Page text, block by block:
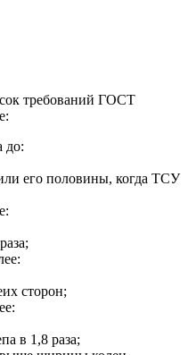
требований ГОСТ
до:
его половины, когда ТСУ
сторон;
в 1,8 раза;